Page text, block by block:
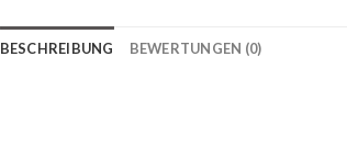
BESCHREIBUNG BEWERTUNGEN (0)